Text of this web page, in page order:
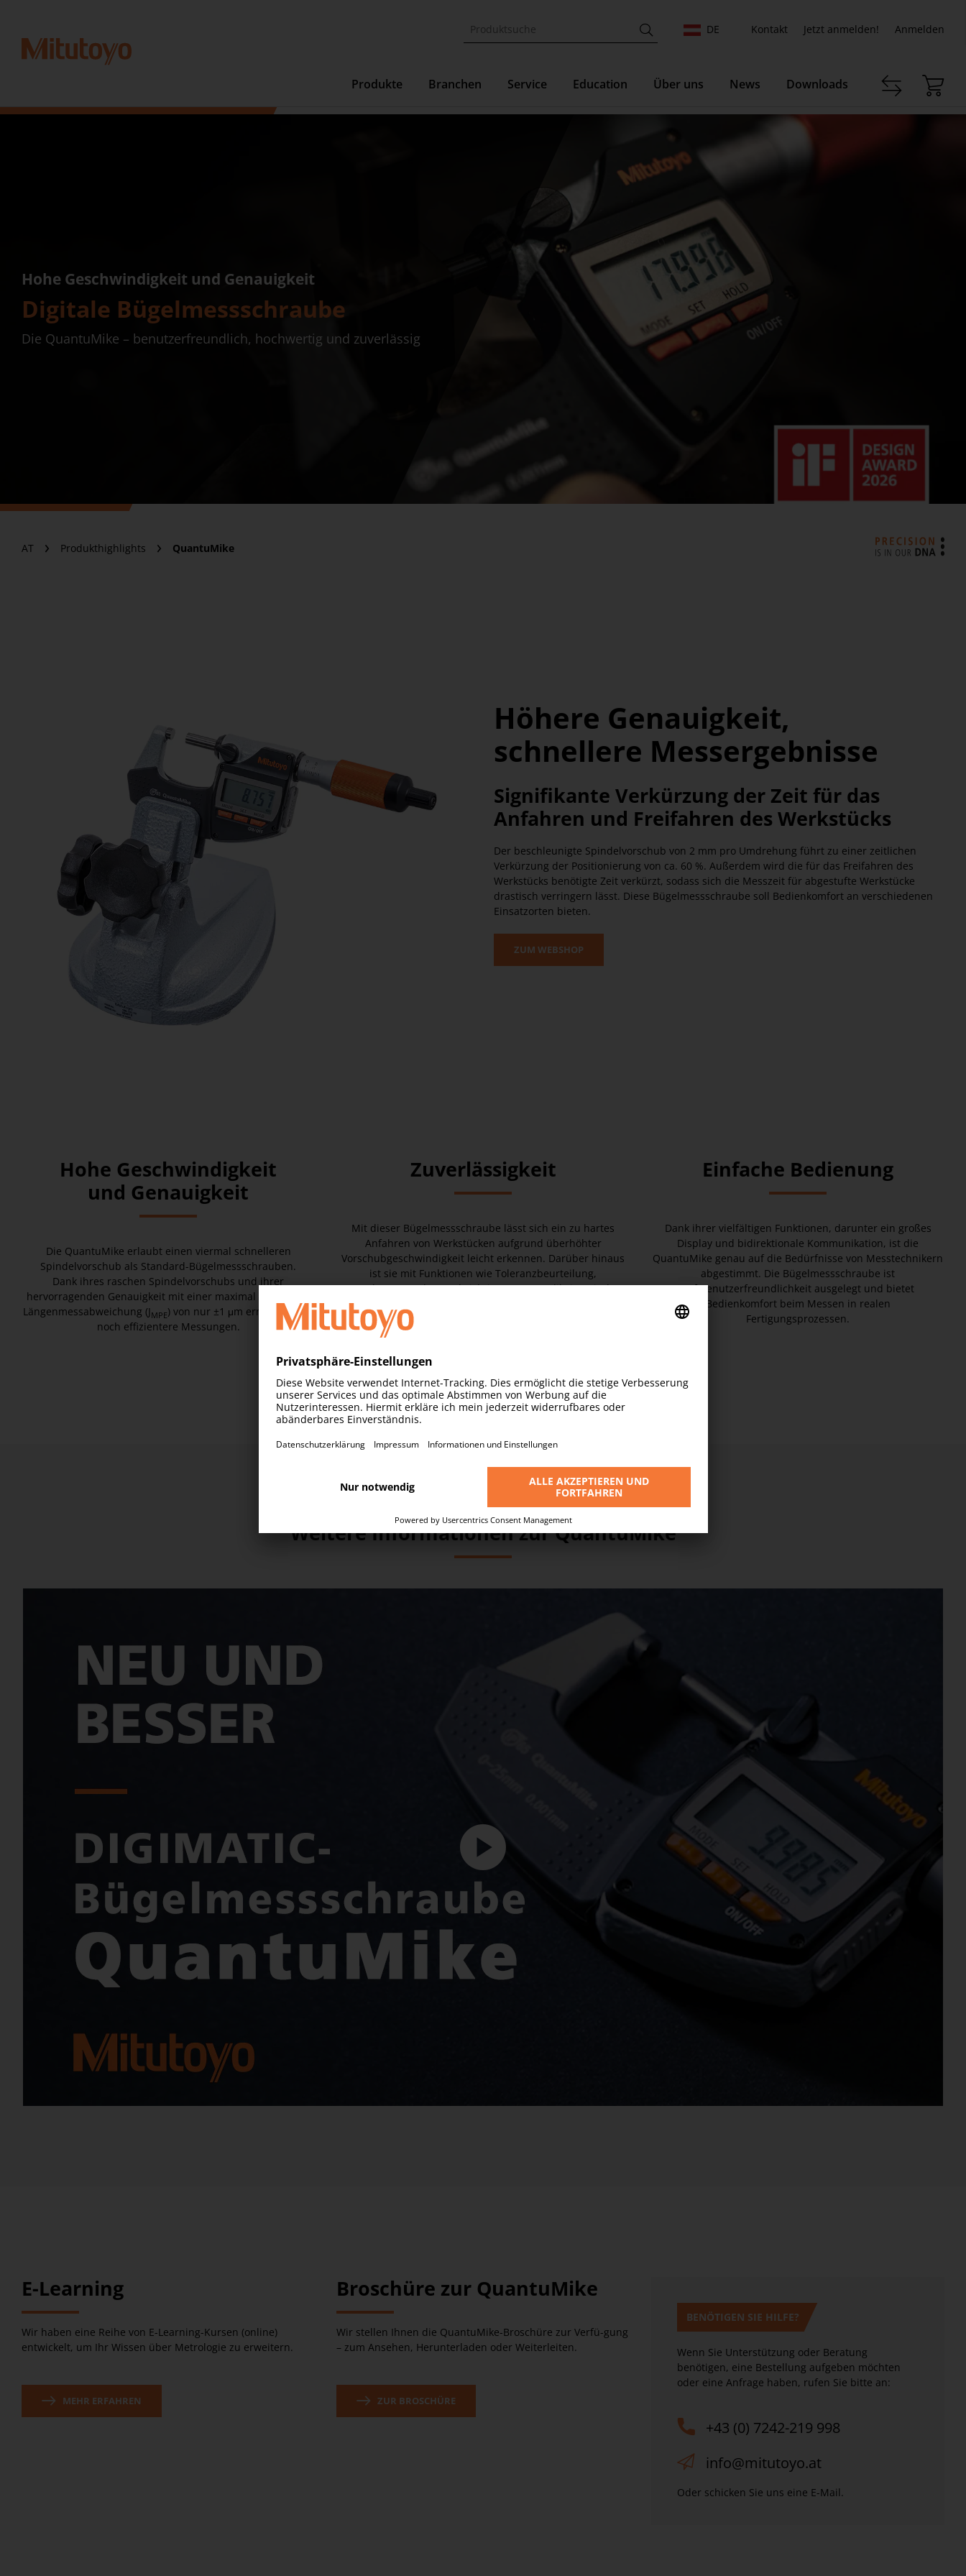
DE Kontakt Jetzt anmelden! Anmelden
Produkte Branchen Service Education Über uns News Downloads
Hohe Geschwindigkeit und Genauigkeit
Digitale Bügelmessschraube
Die QuantuMike – benutzerfreundlich, hochwertig und zuverlässig
AT Produkthighlights QuantuMike
Höhere Genauigkeit,
schnellere Messergebnisse
Signifikante Verkürzung der Zeit für das
Anfahren und Freifahren des Werkstücks
Der beschleunigte Spindelvorschub von 2 mm pro Umdrehung führt zu einer zeitlichen
Verkürzung der Positionierung von ca. 60 %. Außerdem wird die für das Freifahren des
Werkstücks benötigte Zeit verkürzt, sodass sich die Messzeit für abgestufte Werkstücke
drastisch verringern lässt. Diese Bügelmessschraube soll Bedienkomfort an verschiedenen
Einsatzorten bieten.
ZUM WEBSHOP
Hohe Geschwindigkeit
und Genauigkeit
Die QuantuMike erlaubt einen viermal schnelleren
Spindelvorschub als Standard-Bügelmessschrauben.
Dank ihres raschen Spindelvorschubs und ihrer
hervorragenden Genauigkeit mit einer maximal zulässigen
Längenmessabweichung (JMPE) von nur ±1 μm ermöglicht sie
noch effizientere Messungen.
Zuverlässigkeit
Mit dieser Bügelmessschraube lässt sich ein zu hartes
Anfahren von Werkstücken aufgrund überhöhter
Vorschubgeschwindigkeit leicht erkennen. Darüber hinaus
ist sie mit Funktionen wie Toleranzbeurteilung,
Berechnung und Benachrichtigung zum Kalibrierzeitplan
ausgestattet, die es ermöglichen, Messungen zuverlässig
und ohne Bedienereinfluss durchzuführen.
Einfache Bedienung
Dank ihrer vielfältigen Funktionen, darunter ein großes
Display und bidirektionale Kommunikation, ist die
QuantuMike genau auf die Bedürfnisse von Messtechnikern
abgestimmt. Die Bügelmessschraube ist
auf Benutzerfreundlichkeit ausgelegt und bietet
Bedienkomfort beim Messen in realen
Fertigungsprozessen.
Weitere Informationen zur QuantuMike
E-Learning
Wir haben eine Reihe von E-Learning-Kursen (online)
entwickelt, um Ihr Wissen über Metrologie zu erweitern.
MEHR ERFAHREN
Broschüre zur QuantuMike
Wir stellen Ihnen die QuantuMike-Broschüre zur Verfü-gung
– zum Ansehen, Herunterladen oder Weiterleiten.
ZUR BROSCHÜRE
BENÖTIGEN SIE HILFE?
Wenn Sie Unterstützung oder Beratung
benötigen, eine Bestellung aufgeben möchten
oder eine Anfrage haben, rufen Sie bitte an:
+43 (0) 7242-219 998
info@mitutoyo.at
Oder schicken Sie uns eine E-Mail.